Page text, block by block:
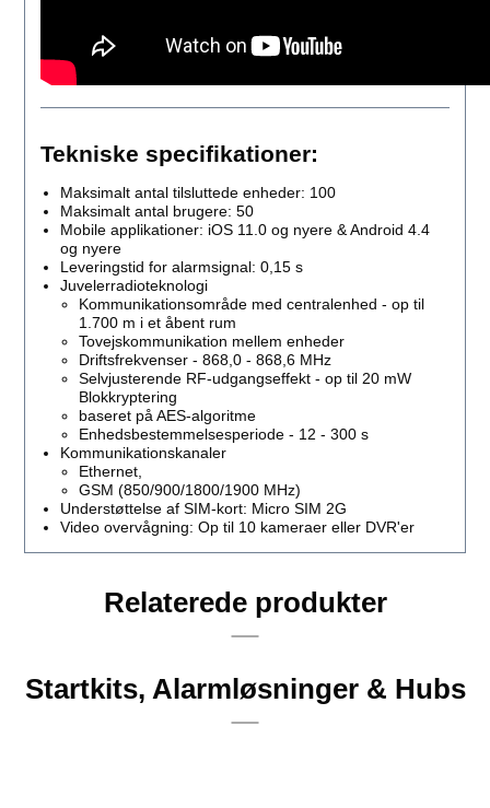
Tekniske specifikationer:
Maksimalt antal tilsluttede enheder: 100
Maksimalt antal brugere: 50
Mobile applikationer: iOS 11.0 og nyere & Android 4.4
og nyere
Leveringstid for alarmsignal: 0,15 s
Juvelerradioteknologi
Kommunikationsområde med centralenhed - op til
1.700 m i et åbent rum
Tovejskommunikation mellem enheder
Driftsfrekvenser - 868,0 - 868,6 MHz
Selvjusterende RF-udgangseffekt - op til 20 mW
Blokkryptering
baseret på AES-algoritme
Enhedsbestemmelsesperiode - 12 - 300 s
Kommunikationskanaler
Ethernet,
GSM (850/900/1800/1900 MHz)
Understøttelse af SIM-kort: Micro SIM 2G
Video overvågning: Op til 10 kameraer eller DVR'er
Relaterede produkter
Startkits, Alarmløsninger & Hubs